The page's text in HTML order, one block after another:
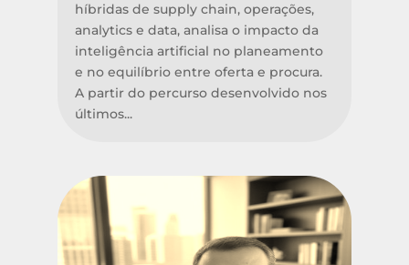
híbridas de supply chain, operações,
analytics e data, analisa o impacto da
inteligência artificial no planeamento
e no equilíbrio entre oferta e procura.
A partir do percurso desenvolvido nos
últimos...